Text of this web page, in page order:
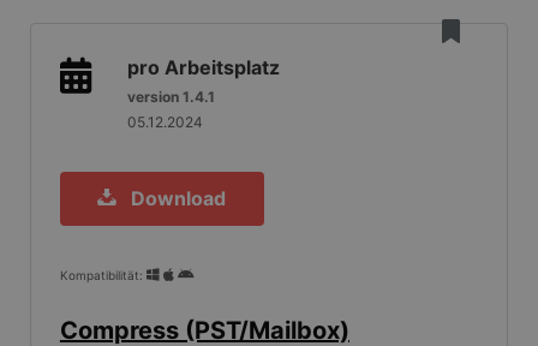
pro Arbeitsplatz
version 1.4.1
05.12.2024
Download
Kompatibilität:
Compress (PST/Mailbox)